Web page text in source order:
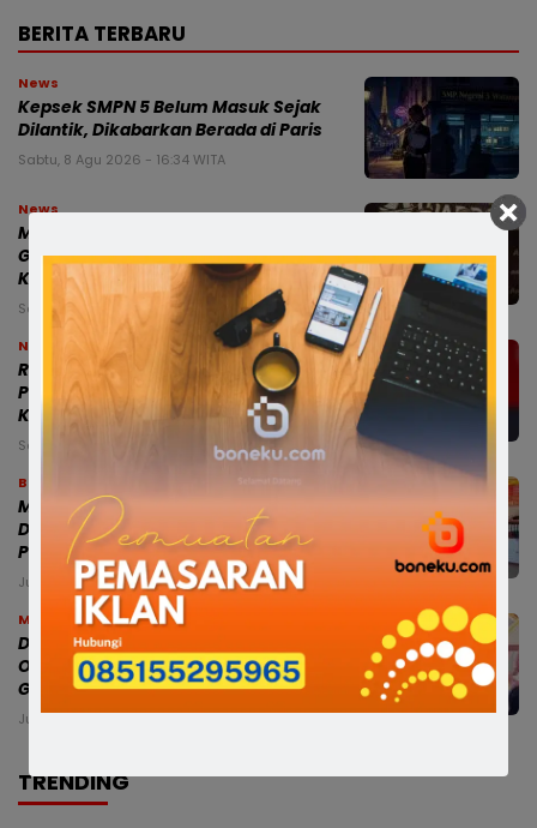
BERITA TERBARU
News
Kepsek SMPN 5 Belum Masuk Sejak
Dilantik, Dikabarkan Berada di Paris
Sabtu, 8 Agu 2026 - 16:34 WITA
News
Munafri dan Chaidir Apresiasi MYP
Gubernur Sulsel, Dinilai Percepat
Konektivitas Antarwilayah
Sabtu, 8 Agu 2026 - 15:19 WITA
News
RISWAN RUSANDY PERKUAT BARISAN
PC SATRIA BONE, SIAP JAGA BASIS DI 27
KECAMATAN
Sabtu, 8 Agu 2026 - 02:45 WITA
Bone
Modus Pesan Telur Bayar Sebagian,
Dugaan Penipuan di Bone Rugikan
Pedagang Ratusan Juta
Jumat, 7 Agu 2026 - 18:54 WITA
Makassar
Dampingi Mensos, Gubernur Sulsel
Optimistis Sekolah Rakyat Cetak
Generasi Berakhlak dan Berdaya Saing
Jumat, 7 Agu 2026 - 18:44 WITA
TRENDING